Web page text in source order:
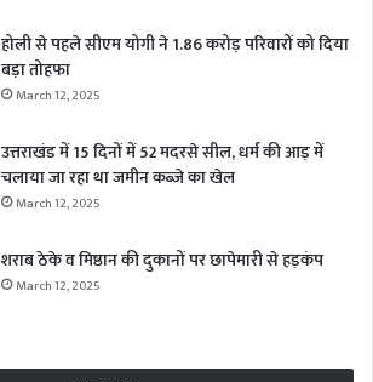
होली से पहले सीएम योगी ने 1.86 करोड़ परिवारों को दिया
बड़ा तोहफा
March 12, 2025
उत्तराखंड में 15 दिनों में 52 मदरसे सील, धर्म की आड़ में
चलाया जा रहा था जमीन कब्जे का खेल
March 12, 2025
शराब ठेके व मिष्ठान की दुकानों पर छापेमारी से हड़कंप
March 12, 2025